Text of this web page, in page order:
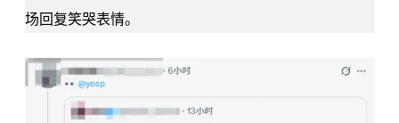
场回复笑哭表情。